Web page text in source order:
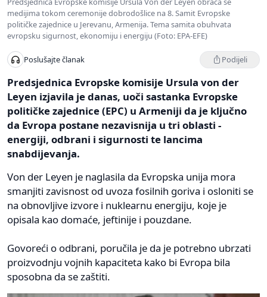
medijima tokom ceremonije dobrodošlice na 8. Samit Evropske
političke zajednice u Jerevanu, Armenija. Tema samita obuhvata
evropsku sigurnost, ekonomiju i energiju (Foto: EPA-EFE)
Poslušajte članak Podijeli
Predsjednica Evropske komisije Ursula von der
Leyen izjavila je danas, uoči sastanka Evropske
političke zajednice (EPC) u Armeniji da je ključno
da Evropa postane nezavisnija u tri oblasti -
energiji, odbrani i sigurnosti te lancima
snabdijevanja.
Von der Leyen je naglasila da Evropska unija mora
smanjiti zavisnost od uvoza fosilnih goriva i osloniti se
na obnovljive izvore i nuklearnu energiju, koje je
opisala kao domaće, jeftinije i pouzdane.
Govoreći o odbrani, poručila je da je potrebno ubrzati
proizvodnju vojnih kapaciteta kako bi Evropa bila
sposobna da se zaštiti.